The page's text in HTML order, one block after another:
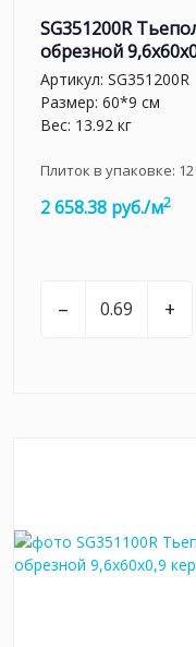
SG351200R
обрезной
Артикул: SG351200R
Размер: 60*9 см
Вес: 13.92 кг
Плиток в упаковке: 12
2 658.38 руб./м2
– +